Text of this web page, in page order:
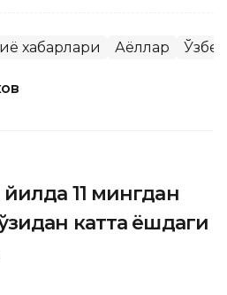
хабарлари Аёллар
11 мингдан
катта ёшдаги